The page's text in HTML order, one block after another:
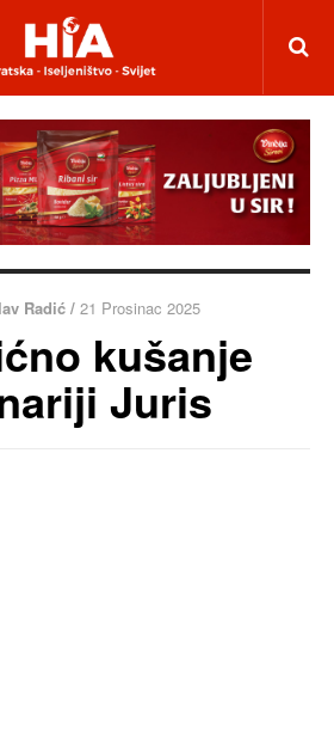
Radić / 21 Prosinac 2025
kušanje
Juris